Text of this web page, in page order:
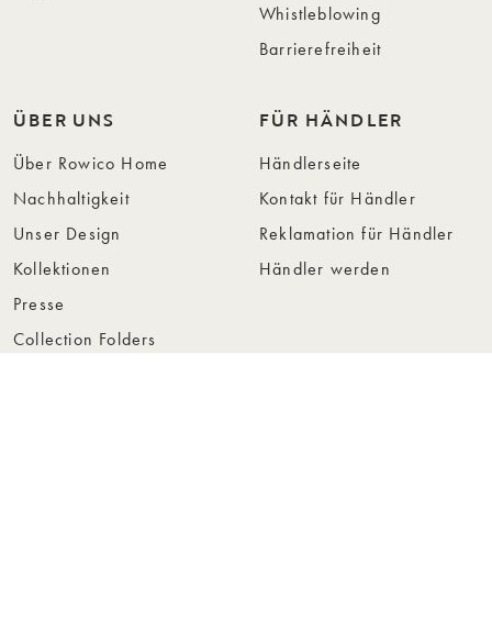
Whistleblowing
Barrierefreiheit
ÜBER UNS
Über Rowico Home
Nachhaltigkeit
Unser Design
Kollektionen
Presse
Collection Folders
FÜR HÄNDLER
Händlerseite
Kontakt für Händler
Reklamation für Händler
Händler werden